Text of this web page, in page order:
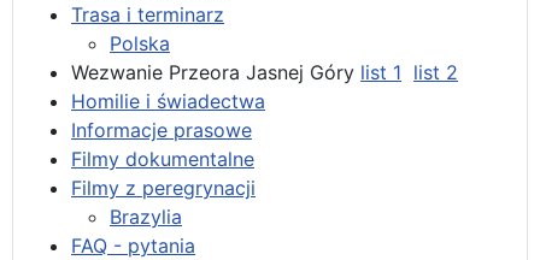
Trasa i terminarz
Polska
Wezwanie Przeora Jasnej Góry list 1 list 2
Homilie i świadectwa
Informacje prasowe
Filmy dokumentalne
Filmy z peregrynacji
Brazylia
FAQ - pytania